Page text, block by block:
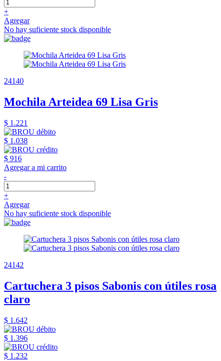
+
Agregar
No hay suficiente stock disponible
24140
Mochila Arteidea 69 Lisa Gris
$ 1.221
$ 1.038
$ 916
Agregar a mi carrito
-
+
Agregar
No hay suficiente stock disponible
24142
Cartuchera 3 pisos Sabonis con útiles rosa
claro
$ 1.642
$ 1.396
$ 1.232